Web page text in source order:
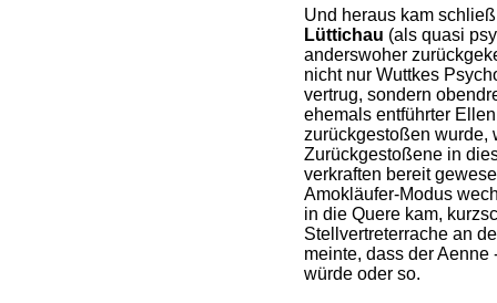
Und heraus kam
Lüttichau (als quasi
anderswoher
nicht nur Wuttkes
vertrug, sondern
ehemals entführter
zurückgestoßen wurde,
Zurückgestoßene in
verkraften bereit
Amokläufer-Modus
in die Quere kam,
Stellvertreterrache an
meinte, dass der
würde oder so.